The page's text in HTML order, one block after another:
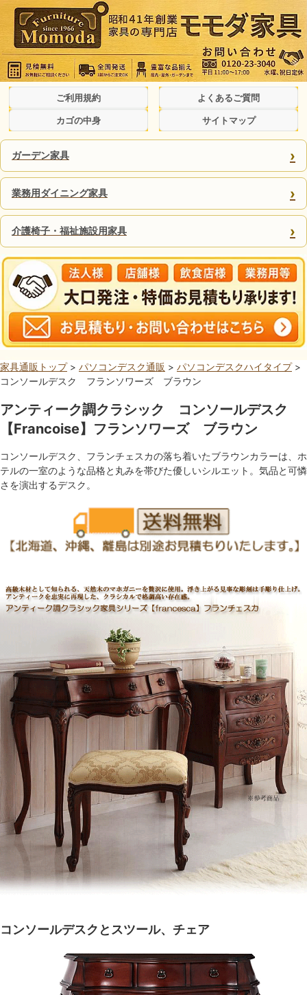
ご利用規約 よくあるご質問
カゴの中身 サイトマップ
ガーデン家具 ›
業務用ダイニング家具 ›
介護椅子・福祉施設用家具 ›
家具通販トップ> パソコンデスク通販 > パソコンデスクハイタイプ>
コンソールデスク フランソワーズ ブラウン
アンティーク調クラシック コンソールデスク
【Francoise】フランソワーズ ブラウン
コンソールデスク、フランチェスカの落ち着いたブラウンカラーは、ホ
テルの一室のような品格と丸みを帯びた優しいシルエット。気品と可憐
さを演出するデスク。
コンソールデスクとスツール、チェア